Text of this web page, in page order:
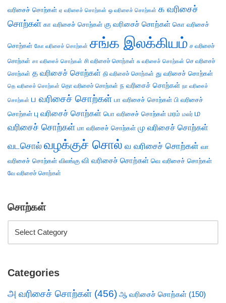
வரிசைச் சொற்கள் ஏ வரிசைச் சொற்கள் ஒ வரிசைச் சொற்கள் க வரிசைச்
சொற்கள் கா வரிசைச் சொற்கள் கு வரிசைச் சொற்கள் கொ வரிசைச்
சொற்கள் கோ வரிசைச் சொற்கள் சங்க இலக்கியம் ச வரிசைச்
சொற்கள் சா வரிசைச் சொற்கள் சி வரிசைச் சொற்கள் சு வரிசைச் சொற்கள் செ வரிசைச்
சொற்கள் த வரிசைச் சொற்கள் தி வரிசைச் சொற்கள் து வரிசைச் சொற்கள்
தெ வரிசைச் சொற்கள் தொ வரிசைச் சொற்கள் ந வரிசைச் சொற்கள் நா வரிசைச்
சொற்கள் ப வரிசைச் சொற்கள் பா வரிசைச் சொற்கள் பி வரிசைச்
சொற்கள் பு வரிசைச் சொற்கள் பொ வரிசைச் சொற்கள் மரம் மலர் ம
வரிசைச் சொற்கள் மா வரிசைச் சொற்கள் மு வரிசைச் சொற்கள்
வடசொல் வழக்குச் சொல் வ வரிசைச் சொற்கள் வா
வரிசைச் சொற்கள் விலங்கு வி வரிசைச் சொற்கள் வெ வரிசைச் சொற்கள்
வே வரிசைச் சொற்கள்
சொற்கள்
Categories
அ வரிசைச் சொற்கள் (456) ஆ வரிசைச் சொற்கள் (150)